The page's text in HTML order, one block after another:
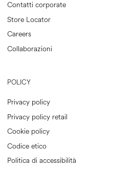
Contatti corporate
Store Locator
Careers
Collaborazioni
POLICY
Privacy policy
Privacy policy retail
Cookie policy
Codice etico
Politica di accessibilità